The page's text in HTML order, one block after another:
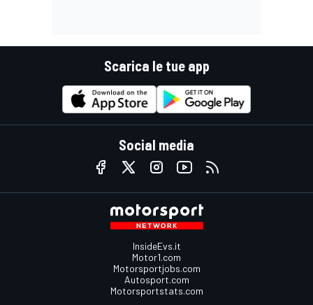
Scarica le tue app
Social media
InsideEvs.it
Motor1.com
Motorsportjobs.com
Autosport.com
Motorsportstats.com